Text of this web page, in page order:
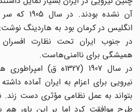
آن نشده بودند.
انگلیس در کرمان بود به هاردینگ نوشت:
در جنوب ایران تحت نظارت افسران
همیشگی برای ناامنی‌هاست.
در سال 1907 (1327ه‌ ق)
نیرویی برای اعزام به ایران آماده
بتواند به عمل نظامی مؤثری دست زند.
طرح موافقت کرد اما بر این باور هم